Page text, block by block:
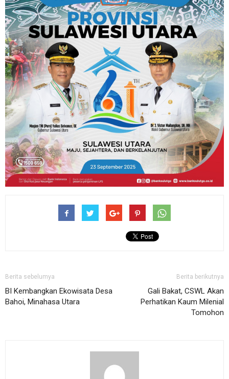
Berita sebelumya
BI Kembangkan Ekowisata Desa
Bahoi, Minahasa Utara
Berita berikutnya
Gali Bakat, CSWL Akan
Perhatikan Kaum Milenial
Tomohon